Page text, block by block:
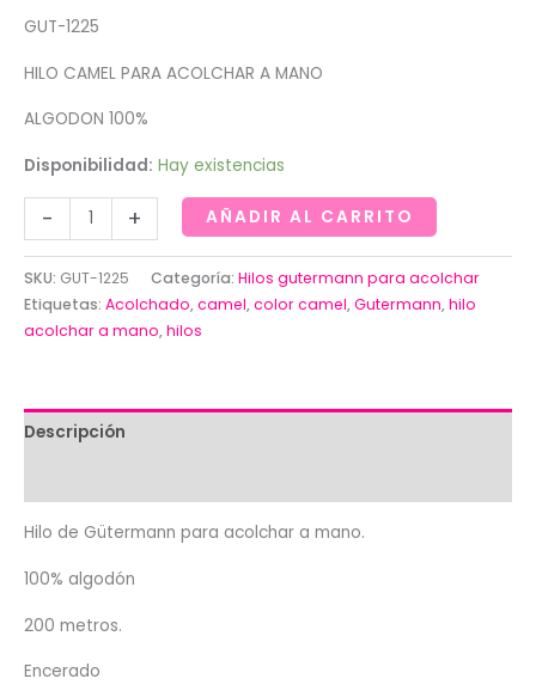
GUT-1225
HILO CAMEL PARA ACOLCHAR A MANO
ALGODON 100%
Disponibilidad: Hay existencias
-
color
camel
1225-
Quilting-
+ AÑADIR AL CARRITO
SKU: GUT-1225 Categoría: Hilos gutermann para acolchar
Etiquetas: Acolchado,camel,color camel,Gutermann,hilo
acolchar a mano,hilos
Descripción
Hilo de Gütermann para acolchar a mano.
100% algodón
200 metros.
Encerado